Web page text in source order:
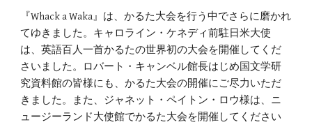
『Whack a Waka』は、かるた大会を行う中でさらに磨かれ
てゆきました。キャロライン・ケネディ前駐日米大使
は、英語百人一首かるたの世界初の大会を開催してくだ
さいました。ロバート・キャンベル館長はじめ国文学研
究資料館の皆様にも、かるた大会の開催にご尽力いただ
きました。また、ジャネット・ペイトン・ロウ様は、ニ
ュージーランド大使館でかるた大会を開催してください